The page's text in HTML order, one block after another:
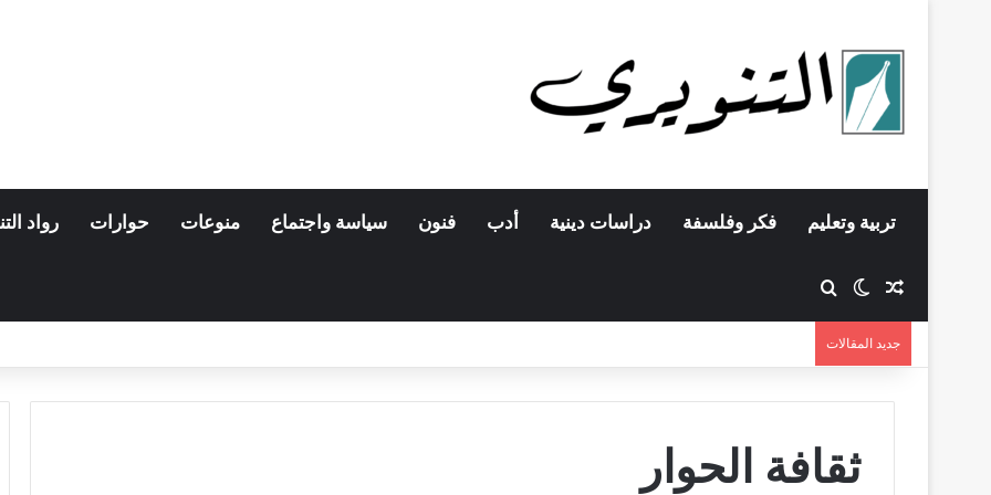
تربية وتعليم فكر وفلسفة دراسات دينية أدب فنون سياسة واجتماع منوعات حوارات رواد
مقال عشوائي
الوضع المظلم
جديد المقالات
ثقافة الحوار